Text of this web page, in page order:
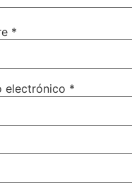
*
electrónico *